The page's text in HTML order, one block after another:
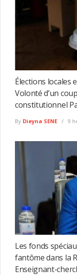
Élections locales
Volonté d’un
constitutionnel
By Dieyna SENE 9
Les fonds
fantôme dans la
Enseignant-